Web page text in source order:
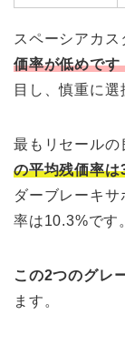
スペーシアカ
価率が低めで
目し、慎重に選
最もリセールの
の平均残価率は
ダーブレーキ
率は10.3%です
この2つのグレ
ます。